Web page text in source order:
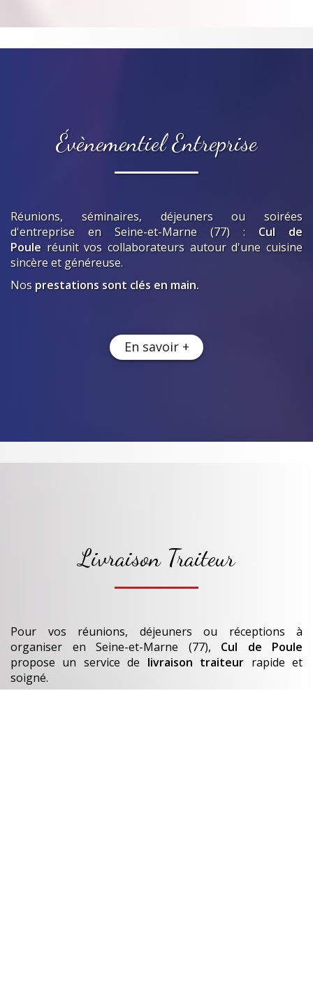
Évènementiel Entreprise
Réunions, séminaires, déjeuners ou soirées
d'entreprise en Seine-et-Marne (77) : Cul de
Poule réunit vos collaborateurs autour d'une cuisine
sincère et généreuse.
Nos prestations sont clés en main.
En savoir +
Livraison Traiteur
Pour vos réunions, déjeuners ou réceptions à
organiser en Seine-et-Marne (77), Cul de Poule
propose un service de livraison traiteur rapide et
soigné.